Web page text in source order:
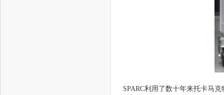
SPARC利用了数十年来托卡马